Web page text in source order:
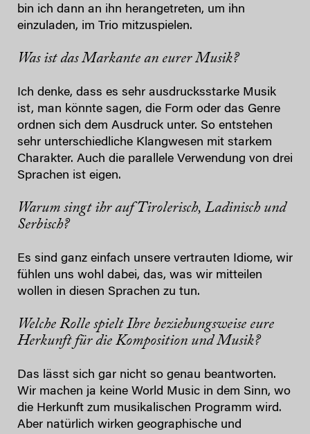
bin ich dann an ihn herangetreten, um ihn
einzuladen, im Trio mitzuspielen.
Was ist das Markante an eurer Musik?
Ich denke, dass es sehr ausdrucksstarke Musik
ist, man könnte sagen, die Form oder das Genre
ordnen sich dem Ausdruck unter. So entstehen
sehr unterschiedliche Klangwesen mit starkem
Charakter. Auch die parallele Verwendung von drei
Sprachen ist eigen.
Warum singt ihr auf Tirolerisch, Ladinisch und
Serbisch?
Es sind ganz einfach unsere vertrauten Idiome, wir
fühlen uns wohl dabei, das, was wir mitteilen
wollen in diesen Sprachen zu tun.
Welche Rolle spielt Ihre beziehungsweise eure
Herkunft für die Komposition und Musik?
Das lässt sich gar nicht so genau beantworten.
Wir machen ja keine World Music in dem Sinn, wo
die Herkunft zum musikalischen Programm wird.
Aber natürlich wirken geographische und